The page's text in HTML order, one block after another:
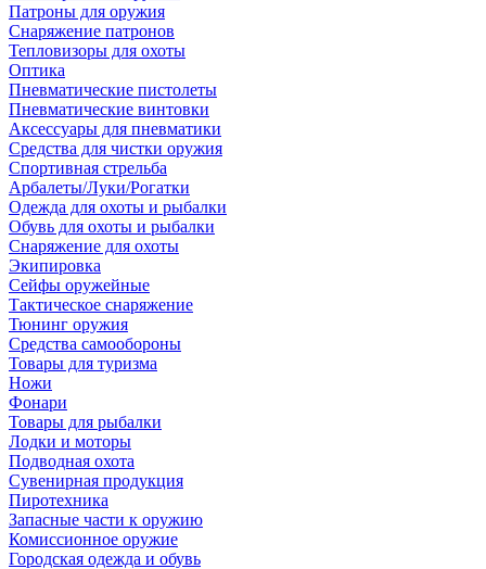
Патроны для оружия
Снаряжение патронов
Тепловизоры для охоты
Оптика
Пневматические пистолеты
Пневматические винтовки
Аксессуары для пневматики
Средства для чистки оружия
Спортивная стрельба
Арбалеты/Луки/Рогатки
Одежда для охоты и рыбалки
Обувь для охоты и рыбалки
Снаряжение для охоты
Экипировка
Сейфы оружейные
Тактическое снаряжение
Тюнинг оружия
Средства самообороны
Товары для туризма
Ножи
Фонари
Товары для рыбалки
Лодки и моторы
Подводная охота
Сувенирная продукция
Пиротехника
Запасные части к оружию
Комиссионное оружие
Городская одежда и обувь